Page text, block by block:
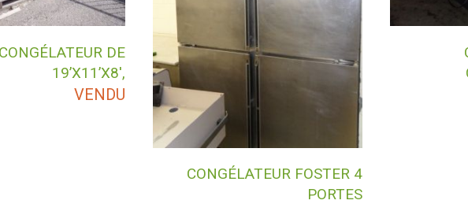
DE
19’X11’X8′,
VENDU
CONGÉLATEUR FOSTER 4
PORTES